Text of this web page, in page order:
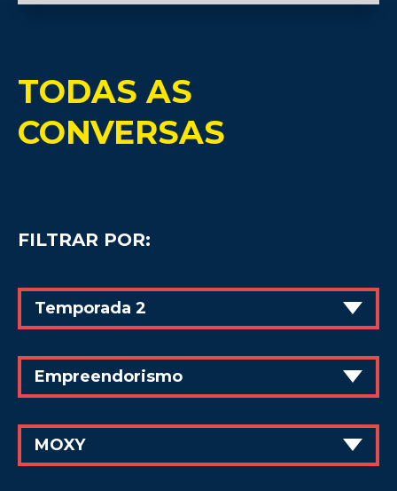
TODAS AS
CONVERSAS
FILTRAR POR:
Temporada 2
Empreendorismo
MOXY